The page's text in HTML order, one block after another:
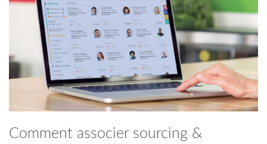
Comment associer sourcing &